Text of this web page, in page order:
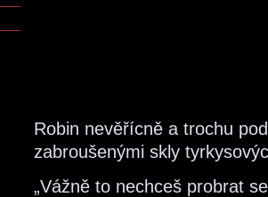
Robin nevěřícně a trochu
zabroušenými skly
„Vážně to nechceš probrat